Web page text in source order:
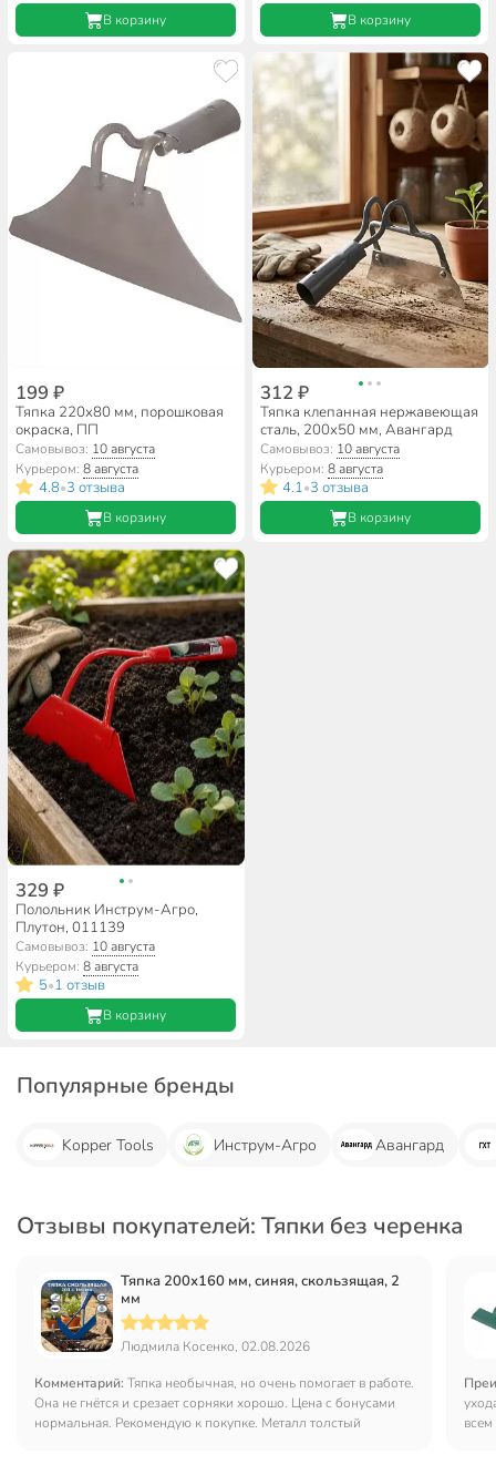
В корзину В корзину
199 ₽
Тяпка 220х80 мм, порошковая
окраска, ПП
Самовывоз: 10 августа
Курьером:8 августа
4.8•3 отзыва
В корзину
312 ₽
Тяпка клепанная нержавеющая
сталь, 200х50 мм, Авангард
Самовывоз: 10 августа
Курьером: 8 августа
4.1•3 отзыва
В корзину
329 ₽
Полольник Инструм-Агро,
Плутон, 011139
Самовывоз: 10 августа
Курьером:8 августа
5•1 отзыв
В корзину
Популярные бренды
Kopper Tools Инструм-Агро Авангард
Отзывы покупателей: Тяпки без черенка
Тяпка 200х160 мм, синяя, скользящая, 2
мм
Людмила Косенко, 02.08.2026
Комментарий: Тяпка необычная, но очень помогает в работе.
Она не гнётся и срезает сорняки хорошо. Цена с бонусами
нормальная. Рекомендую к покупке. Металл толстый